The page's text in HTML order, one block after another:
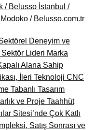
/ Belusso İstanbul /
/ Belusso.com.tr
Deneyim ve
Sektör Lideri Marka
Alana Sahip
İleri Teknoloji CNC
Tabanlı Tasarım
ve Proje Taahhüt
Sitesi’nde Çok Katlı
Satış Sonrası ve